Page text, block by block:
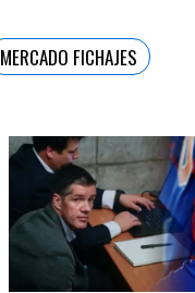
MERCADO FICHAJES